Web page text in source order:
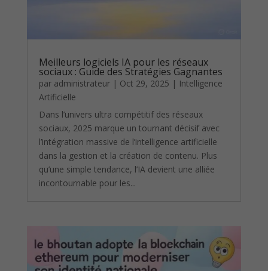
Meilleurs logiciels IA pour les réseaux
sociaux : Guide des Stratégies Gagnantes
par administrateur| Oct 29, 2025 | Intelligence
Artificielle
Dans l’univers ultra compétitif des réseaux
sociaux, 2025 marque un tournant décisif avec
l’intégration massive de l’intelligence artificielle
dans la gestion et la création de contenu. Plus
qu’une simple tendance, l’IA devient une alliée
incontournable pour les...